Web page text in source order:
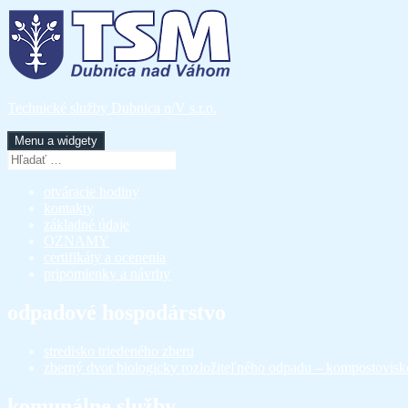
Preskočiť
na
obsah
Technické služby Dubnica n/V s.r.o.
Menu a widgety
Hľadať:
otváracie hodiny
kontakty
základné údaje
OZNAMY
certifikáty a ocenenia
pripomienky a návrhy
odpadové hospodárstvo
stredisko triedeného zberu
zberný dvor biologicky rozložiteľného odpadu –